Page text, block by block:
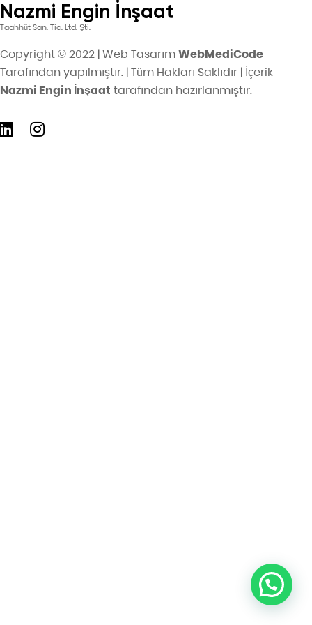
Nazmi Engin İnşaat
Taahhüt San. Tic. Ltd. Şti.
Copyright © 2022 | Web TasarımWebMediCode
Tarafından yapılmıştır. | Tüm Hakları Saklıdır | İçerik
Nazmi Engin İnşaat tarafından hazırlanmıştır.